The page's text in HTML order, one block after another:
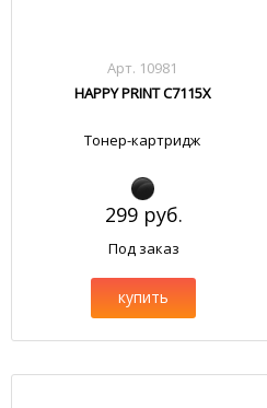
Арт. 10981
HAPPY PRINT C7115X
Тонер-картридж
299 руб.
Под заказ
купить